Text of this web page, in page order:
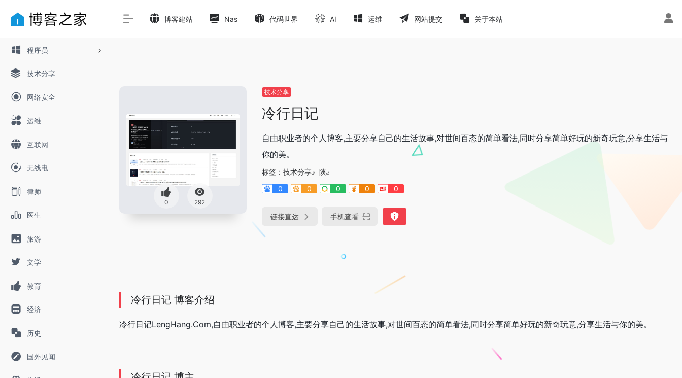
程序员
技术分享
网络安全
运维
互联网
无线电
律师
医生
旅游
文学
教育
经济
历史
国外见闻
博客建站 Nas 代码世界 AI 运维 网站提交 关于本站
0 292
技术分享
冷行日记
自由职业者的个人博客,主要分享自己的生活故事,对世间百态的简单看法,同时分享简单好玩的新奇玩意,分享生活与
你的美。
标签： 技术分享
陕
0
0 0 0 0
链接直达 手机查看
冷行日记 博客介绍
冷行日记LengHang.Com,自由职业者的个人博客,主要分享自己的生活故事,对世间百态的简单看法,同时分享简单好玩的新奇玩意,分享生活与你的美。